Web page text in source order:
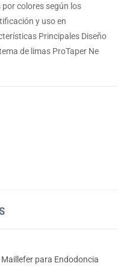
colores según los
y uso en
Principales Diseño
de limas ProTaper Ne
para Endodoncia